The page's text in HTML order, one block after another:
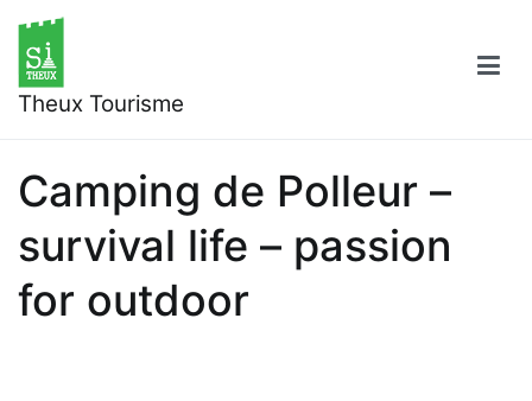
contenu
Theux Tourisme
Camping de Polleur –
survival life – passion
for outdoor